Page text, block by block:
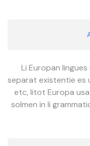
Li Europan
separat existentie es
etc, litot Europa usa
solmen in li